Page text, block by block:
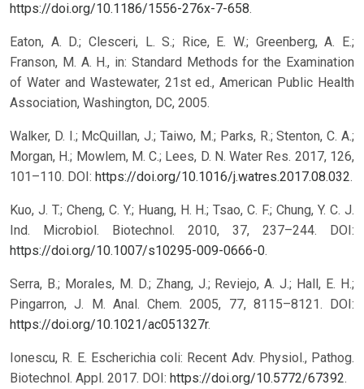
https://doi.org/10.1186/1556-276x-7-658.
Eaton, A. D.; Clesceri, L. S.; Rice, E. W.; Greenberg, A. E.;
Franson, M. A. H., in: Standard Methods for the Examination
of Water and Wastewater, 21st ed., American Public Health
Association, Washington, DC, 2005.
Walker, D. I.; McQuillan, J.; Taiwo, M.; Parks, R.; Stenton, C. A.;
Morgan, H.; Mowlem, M. C.; Lees, D. N. Water Res. 2017, 126,
101–110. DOI: https://doi.org/10.1016/j.watres.2017.08.032.
Kuo, J. T.; Cheng, C. Y.; Huang, H. H.; Tsao, C. F.; Chung, Y. C. J.
Ind. Microbiol. Biotechnol. 2010, 37, 237–244. DOI:
https://doi.org/10.1007/s10295-009-0666-0.
Serra, B.; Morales, M. D.; Zhang, J.; Reviejo, A. J.; Hall, E. H.;
Pingarron, J. M. Anal. Chem. 2005, 77, 8115–8121. DOI:
https://doi.org/10.1021/ac051327r.
Ionescu, R. E. Escherichia coli: Recent Adv. Physiol., Pathog.
Biotechnol. Appl. 2017. DOI: https://doi.org/10.5772/67392.